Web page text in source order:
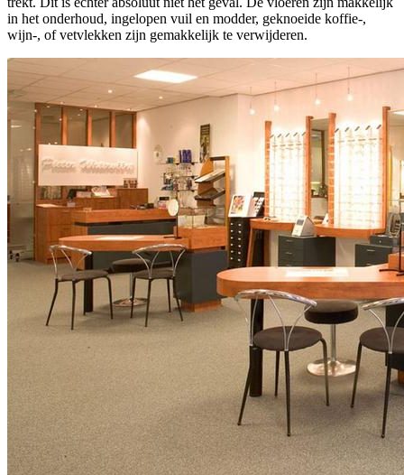
in het onderhoud, ingelopen vuil en modder, geknoeide koffie-,
wijn-, of vetvlekken zijn gemakkelijk te verwijderen.